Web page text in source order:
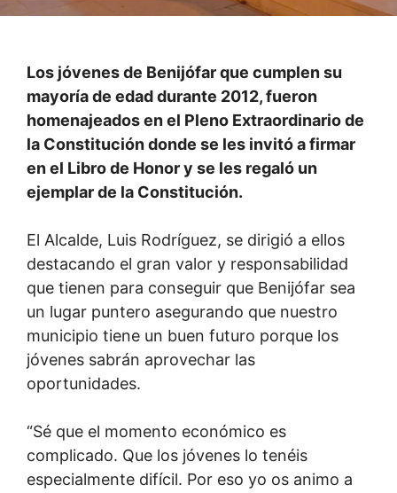
Los jóvenes de Benijófar que cumplen su
mayoría de edad durante 2012, fueron
homenajeados en el Pleno Extraordinario de
la Constitución donde se les invitó a firmar
en el Libro de Honor y se les regaló un
ejemplar de la Constitución.
El Alcalde, Luis Rodríguez, se dirigió a ellos
destacando el gran valor y responsabilidad
que tienen para conseguir que Benijófar sea
un lugar puntero asegurando que nuestro
municipio tiene un buen futuro porque los
jóvenes sabrán aprovechar las
oportunidades.
“Sé que el momento económico es
complicado. Que los jóvenes lo tenéis
especialmente difícil. Por eso yo os animo a